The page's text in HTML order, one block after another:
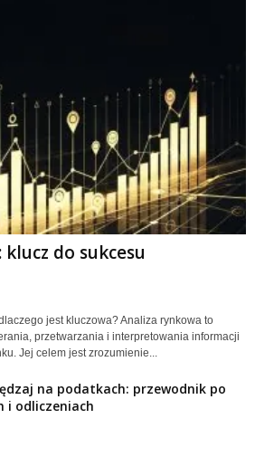
do sukcesu
jest kluczowa? Analiza rynkowa to
przetwarzania i interpretowania informacji
Jej celem jest zrozumienie...
na podatkach: przewodnik po
i odliczeniach